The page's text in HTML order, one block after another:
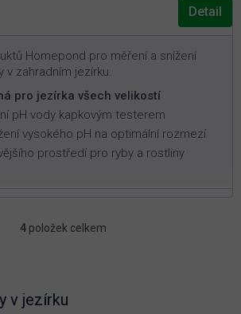
Detail
Homepond pro měření a snížení
v zahradním jezírku.
pro jezírka všech velikostí
pH vody kapkovým testerem
vysokého pH na optimální rozmezí
prostředí pro ryby a rostliny
O
d
a
4položek celkem
v jezírku